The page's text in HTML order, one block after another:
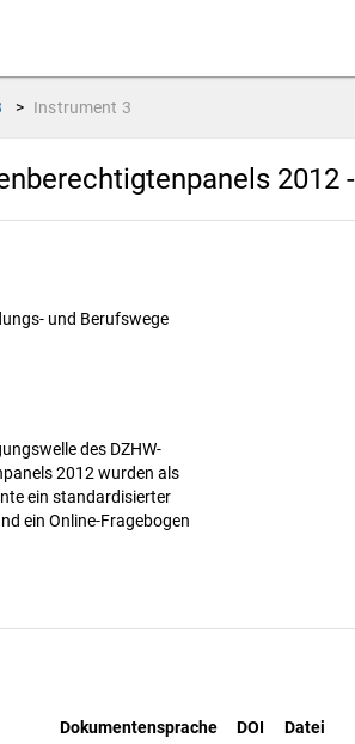
> Instrument 3
2012
und Berufswege
des DZHW-
2012 wurden als
ein standardisierter
ein Online-Fragebogen
Dokumentensprache DOI Datei